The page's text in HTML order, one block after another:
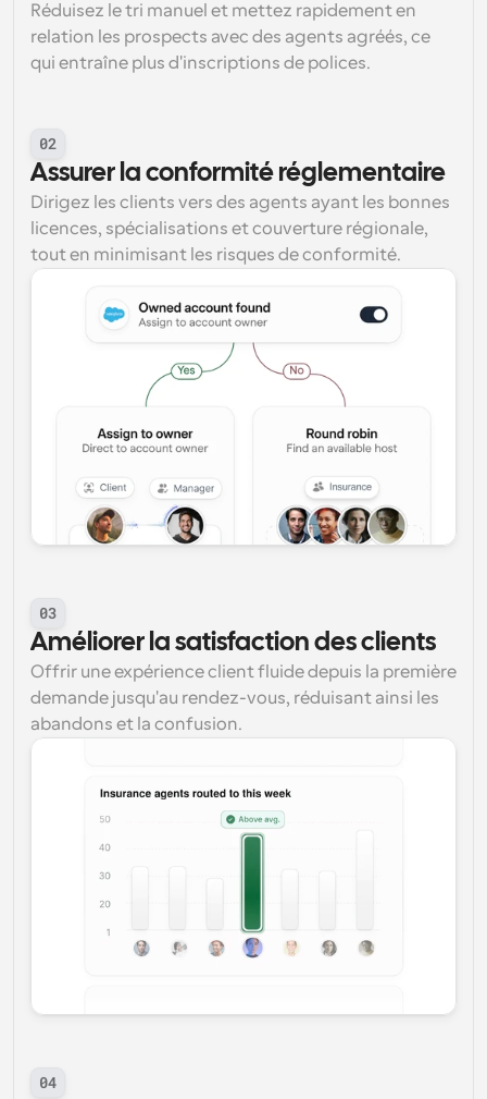
Réduisez le tri manuel et mettez rapidement en
relation les prospects avec des agents agréés, ce
qui entraîne plus d'inscriptions de polices.
02
Assurer la conformité réglementaire
Dirigez les clients vers des agents ayant les bonnes
licences, spécialisations et couverture régionale,
tout en minimisant les risques de conformité.
03
Améliorer la satisfaction des clients
Offrir une expérience client fluide depuis la première
demande jusqu'au rendez-vous, réduisant ainsi les
abandons et la confusion.
04